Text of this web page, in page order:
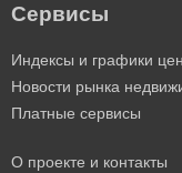
Сервисы
Индексы и графики цен
Новости рынка
Платные сервисы
О проекте и контакты